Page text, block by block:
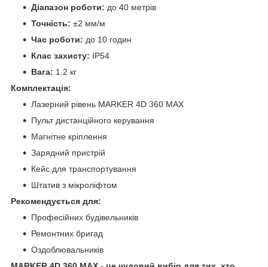
Діапазон роботи: до 40 метрів
Точність: ±2 мм/м
Час роботи: до 10 годин
Клас захисту: IP54
Вага: 1.2 кг
Комплектація:
Лазерний рівень MARKER 4D 360 MAX
Пульт дистанційного керування
Магнітне кріплення
Зарядний пристрій
Кейс для транспортування
Штатив з мікроліфтом
Рекомендується для:
Професійних будівельників
Ремонтних бригад
Оздоблювальників